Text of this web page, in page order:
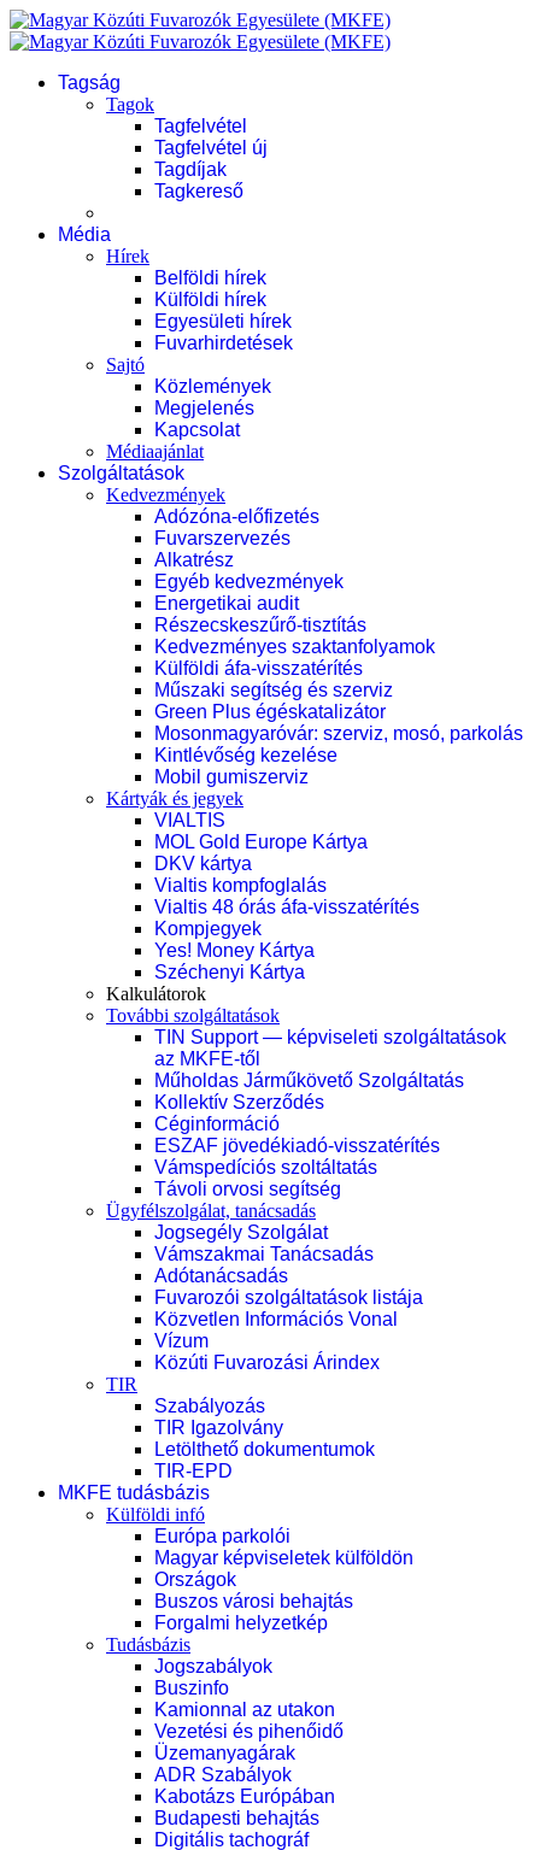
Tagság
Tagok
Tagfelvétel
Tagfelvétel új
Tagdíjak
Tagkereső
Média
Hírek
Belföldi hírek
Külföldi hírek
Egyesületi hírek
Fuvarhirdetések
Sajtó
Közlemények
Megjelenés
Kapcsolat
Médiaajánlat
Szolgáltatások
Kedvezmények
Adózóna-előfizetés
Fuvarszervezés
Alkatrész
Egyéb kedvezmények
Energetikai audit
Részecskeszűrő-tisztítás
Kedvezményes szaktanfolyamok
Külföldi áfa-visszatérítés
Műszaki segítség és szerviz
Green Plus égéskatalizátor
Mosonmagyaróvár: szerviz, mosó, parkolás
Kintlévőség kezelése
Mobil gumiszerviz
Kártyák és jegyek
VIALTIS
MOL Gold Europe Kártya
DKV kártya
Vialtis kompfoglalás
Vialtis 48 órás áfa-visszatérítés
Kompjegyek
Yes! Money Kártya
Széchenyi Kártya
Kalkulátorok
További szolgáltatások
TIN Support — képviseleti szolgáltatások
az MKFE-től
Műholdas Járműkövető Szolgáltatás
Kollektív Szerződés
Céginformáció
ESZAF jövedékiadó-visszatérítés
Vámspedíciós szoltáltatás
Távoli orvosi segítség
Ügyfélszolgálat, tanácsadás
Jogsegély Szolgálat
Vámszakmai Tanácsadás
Adótanácsadás
Fuvarozói szolgáltatások listája
Közvetlen Információs Vonal
Vízum
Közúti Fuvarozási Árindex
TIR
Szabályozás
TIR Igazolvány
Letölthető dokumentumok
TIR-EPD
MKFE tudásbázis
Külföldi infó
Európa parkolói
Magyar képviseletek külföldön
Országok
Buszos városi behajtás
Forgalmi helyzetkép
Tudásbázis
Jogszabályok
Buszinfo
Kamionnal az utakon
Vezetési és pihenőidő
Üzemanyagárak
ADR Szabályok
Kabotázs Európában
Budapesti behajtás
Digitális tachográf